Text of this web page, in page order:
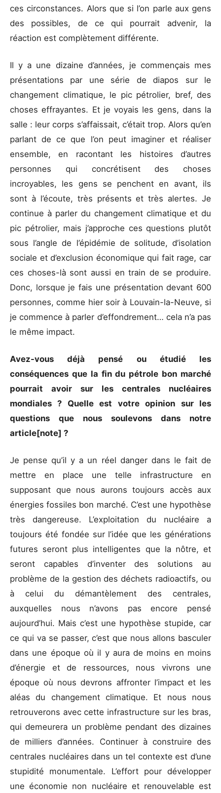
ces circonstances. Alors que si l’on parle aux gens
des possibles, de ce qui pourrait advenir, la
réaction est complètement différente.
Il y a une dizaine d’années, je commençais mes
présentations par une série de diapos sur le
changement climatique, le pic pétrolier, bref, des
choses effrayantes. Et je voyais les gens, dans la
salle : leur corps s’affaissait, c’était trop. Alors qu’en
parlant de ce que l’on peut imaginer et réaliser
ensemble, en racontant les histoires d’autres
personnes qui concrétisent des choses
incroyables, les gens se penchent en avant, ils
sont à l’écoute, très présents et très alertes. Je
continue à parler du changement climatique et du
pic pétrolier, mais j’approche ces questions plutôt
sous l’angle de l’épidémie de solitude, d’isolation
sociale et d’exclusion économique qui fait rage, car
ces choses-là sont aussi en train de se produire.
Donc, lorsque je fais une présentation devant 600
personnes, comme hier soir à Louvain-la-Neuve, si
je commence à parler d’effondrement… cela n’a pas
le même impact.
Avez-vous déjà pensé ou étudié les
conséquences que la fin du pétrole bon marché
pourrait avoir sur les centrales nucléaires
mondiales ? Quelle est votre opinion sur les
questions que nous soulevons dans notre
article[note] ?
Je pense qu’il y a un réel danger dans le fait de
mettre en place une telle infrastructure en
supposant que nous aurons toujours accès aux
énergies fossiles bon marché. C’est une hypothèse
très dangereuse. L’exploitation du nucléaire a
toujours été fondée sur l’idée que les générations
futures seront plus intelligentes que la nôtre, et
seront capables d’inventer des solutions au
problème de la gestion des déchets radioactifs, ou
à celui du démantèlement des centrales,
auxquelles nous n’avons pas encore pensé
aujourd’hui. Mais c’est une hypothèse stupide, car
ce qui va se passer, c’est que nous allons basculer
dans une époque où il y aura de moins en moins
d’énergie et de ressources, nous vivrons une
époque où nous devrons affronter l’impact et les
aléas du changement climatique. Et nous nous
retrouverons avec cette infrastructure sur les bras,
qui demeurera un problème pendant des dizaines
de milliers d’années. Continuer à construire des
centrales nucléaires dans un tel contexte est d’une
stupidité monumentale. L’effort pour développer
une économie non nucléaire et renouvelable est